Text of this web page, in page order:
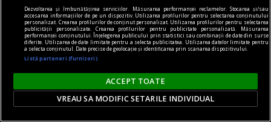
Dezvoltarea și îmbunătățirea serviciilor. Măsurarea performanței reclamelor. Stocarea și/sau
accesarea informațiilor de pe un dispozitiv. Utilizarea profilurilor pentru selectarea conținutului
personalizat. Crearea profilurilor de conținut personalizat. Utilizarea profilurilor pentru selectarea
publicității personalizate. Crearea profilurilor pentru publicitate personalizată. Măsurarea
performanței conținutului. Înțelegerea publicului prin statistici sau combinații de date din surse
diferite. Utilizarea de date limitate pentru a selecta publicitatea. Utilizarea datelor limitate pentru
a selecta conținutul. Date precise de geolocație și identificarea prin scanarea dispozitivului.
Listă parteneri (furnizori)
ACCEPT TOATE
VREAU SA MODIFIC SETARILE INDIVIDUAL